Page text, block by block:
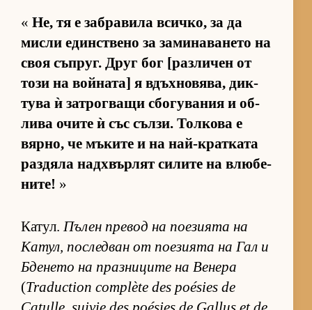
« Не, тя е заб­ра­вила всич­ко, за да
мисли един­с­т­вено за за­ми­на­ва­нето на
своя съп­руг. Друг бог [раз­ли­чен от
този на вой­на­та] я вдъх­но­вя­ва, дик­
тува ѝ зат­рог­ващи сбо­гу­ва­ния и об­
лива очите ѝ със съл­зи. Тол­кова е
вяр­но, че мъ­ките и на най-крат­ката
раз­дяла над­х­вър­лят си­лите на влю­бе­
ни­те! »
Ка­тул. Пъ­лен пре­вод на по­е­зи­ята на
Ка­тул, пос­лед­ван от по­е­зи­ята на Гал и
Бде­нето на праз­ни­ците на Ве­нера
(Traduction complète des poésies de